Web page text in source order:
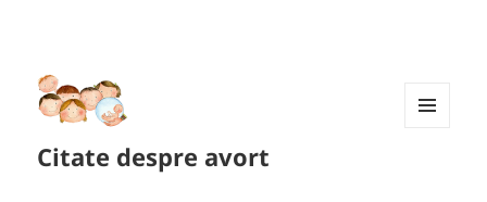
Citate despre avort